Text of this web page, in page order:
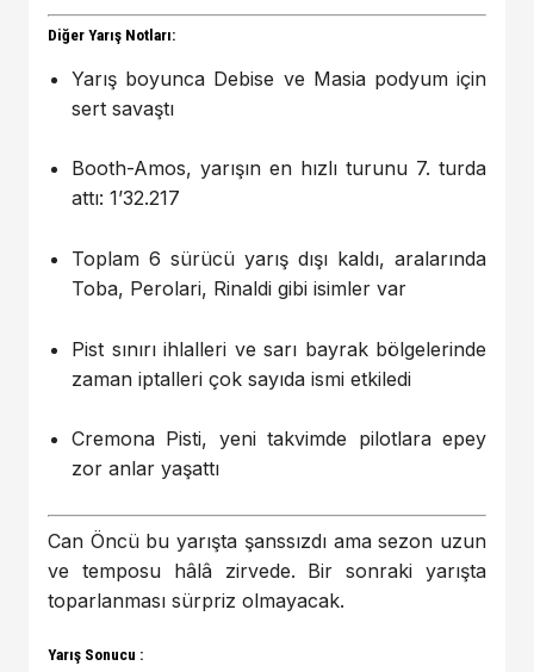
Diğer Yarış Notları:
Yarış boyunca Debise ve Masia podyum için
sert savaştı
Booth-Amos, yarışın en hızlı turunu 7. turda
attı: 1’32.217
Toplam 6 sürücü yarış dışı kaldı, aralarında
Toba, Perolari, Rinaldi gibi isimler var
Pist sınırı ihlalleri ve sarı bayrak bölgelerinde
zaman iptalleri çok sayıda ismi etkiledi
Cremona Pisti, yeni takvimde pilotlara epey
zor anlar yaşattı
Can Öncü bu yarışta şanssızdı ama sezon uzun
ve temposu hâlâ zirvede. Bir sonraki yarışta
toparlanması sürpriz olmayacak.
Yarış Sonucu :